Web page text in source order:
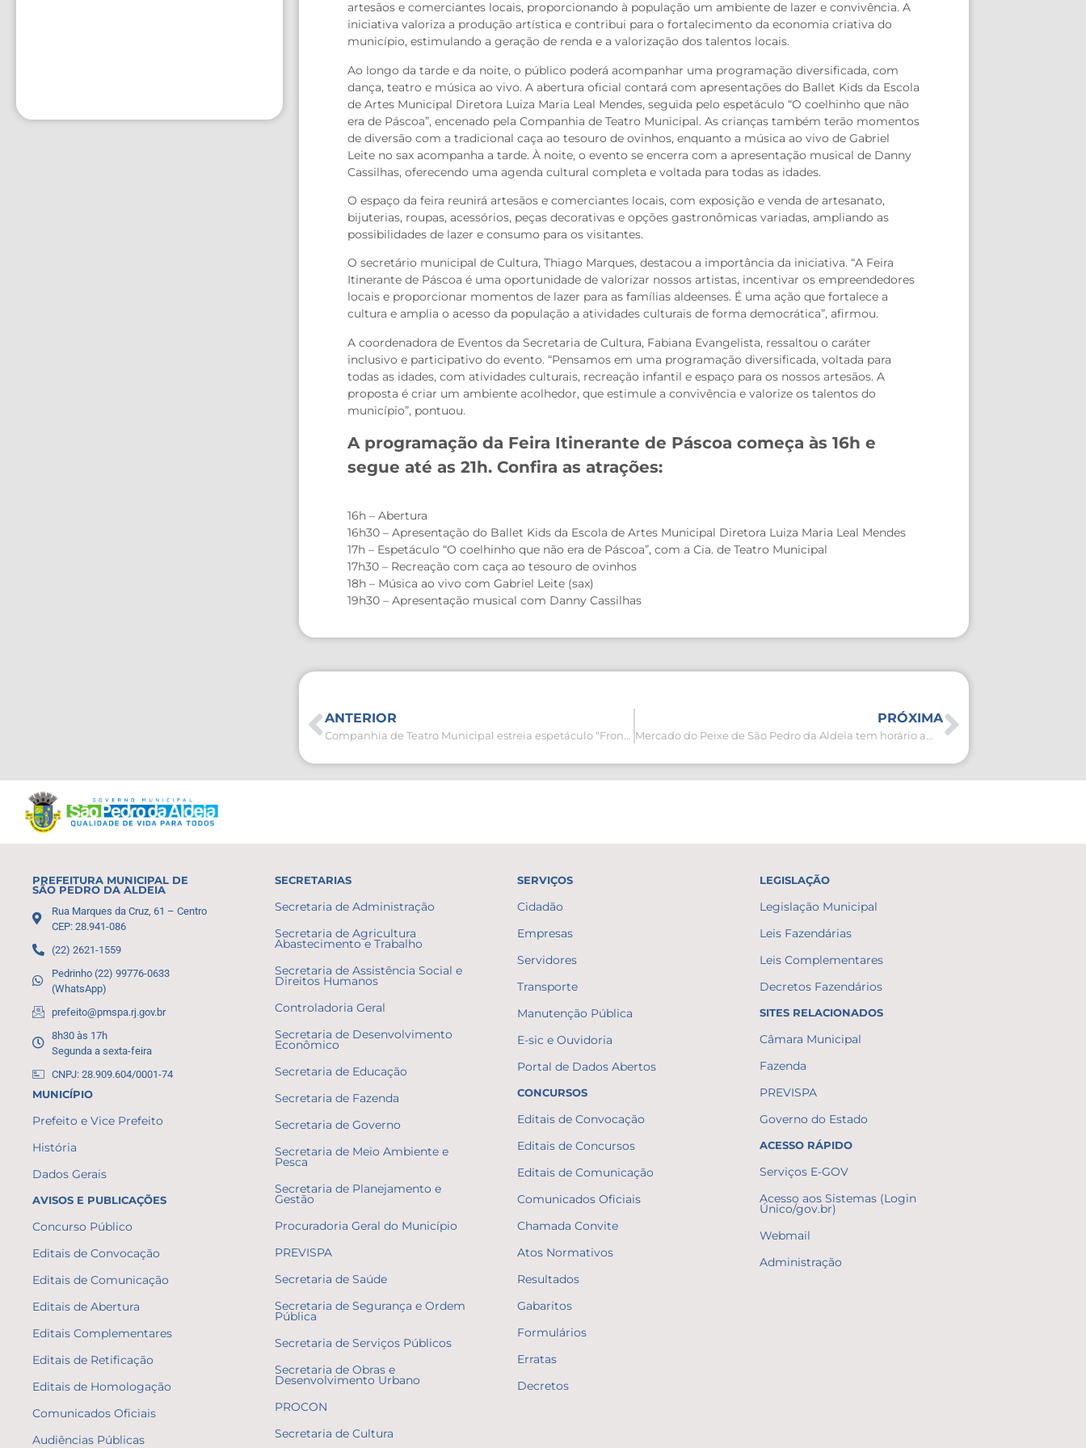
artesãos e comerciantes locais, proporcionando à população um ambiente de lazer e convivência. A
iniciativa valoriza a produção artística e contribui para o fortalecimento da economia criativa do
município, estimulando a geração de renda e a valorização dos talentos locais.
Ao longo da tarde e da noite, o público poderá acompanhar uma programação diversificada, com
dança, teatro e música ao vivo. A abertura oficial contará com apresentações do Ballet Kids da Escola
de Artes Municipal Diretora Luiza Maria Leal Mendes, seguida pelo espetáculo “O coelhinho que não
era de Páscoa”, encenado pela Companhia de Teatro Municipal. As crianças também terão momentos
de diversão com a tradicional caça ao tesouro de ovinhos, enquanto a música ao vivo de Gabriel
Leite no sax acompanha a tarde. À noite, o evento se encerra com a apresentação musical de Danny
Cassilhas, oferecendo uma agenda cultural completa e voltada para todas as idades.
O espaço da feira reunirá artesãos e comerciantes locais, com exposição e venda de artesanato,
bijuterias, roupas, acessórios, peças decorativas e opções gastronômicas variadas, ampliando as
possibilidades de lazer e consumo para os visitantes.
O secretário municipal de Cultura, Thiago Marques, destacou a importância da iniciativa. “A Feira
Itinerante de Páscoa é uma oportunidade de valorizar nossos artistas, incentivar os empreendedores
locais e proporcionar momentos de lazer para as famílias aldeenses. É uma ação que fortalece a
cultura e amplia o acesso da população a atividades culturais de forma democrática”, afirmou.
A coordenadora de Eventos da Secretaria de Cultura, Fabiana Evangelista, ressaltou o caráter
inclusivo e participativo do evento. “Pensamos em uma programação diversificada, voltada para
todas as idades, com atividades culturais, recreação infantil e espaço para os nossos artesãos. A
proposta é criar um ambiente acolhedor, que estimule a convivência e valorize os talentos do
município”, pontuou.
A programação da Feira Itinerante de Páscoa começa às 16h e
segue até as 21h. Confira as atrações:
16h – Abertura
16h30 – Apresentação do Ballet Kids da Escola de Artes Municipal Diretora Luiza Maria Leal Mendes
17h – Espetáculo “O coelhinho que não era de Páscoa”, com a Cia. de Teatro Municipal
17h30 – Recreação com caça ao tesouro de ovinhos
18h – Música ao vivo com Gabriel Leite (sax)
19h30 – Apresentação musical com Danny Cassilhas
ANTERIOR PRÓXIMA
PREFEITURA MUNICIPAL DE
SÃO PEDRO DA ALDEIA
Rua Marques da Cruz, 61 – Centro
CEP: 28.941-086
(22) 2621-1559
Pedrinho (22) 99776-0633
(WhatsApp)
prefeito@pmspa.rj.gov.br
8h30 às 17h
Segunda a sexta-feira
CNPJ: 28.909.604/0001-74
MUNICÍPIO
Prefeito e Vice Prefeito
História
Dados Gerais
AVISOS E PUBLICAÇÕES
Concurso Público
Editais de Convocação
Editais de Comunicação
Editais de Abertura
Editais Complementares
Editais de Retificação
Editais de Homologação
Comunicados Oficiais
Audiências Públicas
SECRETARIAS
Secretaria de Administração
Secretaria de Agricultura
Abastecimento e Trabalho
Secretaria de Assistência Social e
Direitos Humanos
Controladoria Geral
Secretaria de Desenvolvimento
Econômico
Secretaria de Educação
Secretaria de Fazenda
Secretaria de Governo
Secretaria de Meio Ambiente e
Pesca
Secretaria de Planejamento e
Gestão
Procuradoria Geral do Município
PREVISPA
Secretaria de Saúde
Secretaria de Segurança e Ordem
Pública
Secretaria de Serviços Públicos
Secretaria de Obras e
Desenvolvimento Urbano
PROCON
Secretaria de Cultura
SERVIÇOS
Cidadão
Empresas
Servidores
Transporte
Manutenção Pública
E-sic e Ouvidoria
Portal de Dados Abertos
CONCURSOS
Editais de Convocação
Editais de Concursos
Editais de Comunicação
Comunicados Oficiais
Chamada Convite
Atos Normativos
Resultados
Gabaritos
Formulários
Erratas
Decretos
LEGISLAÇÃO
Legislação Municipal
Leis Fazendárias
Leis Complementares
Decretos Fazendários
SITES RELACIONADOS
Câmara Municipal
Fazenda
PREVISPA
Governo do Estado
ACESSO RÁPIDO
Serviços E-GOV
Acesso aos Sistemas (Login
Único/gov.br)
Webmail
Administração